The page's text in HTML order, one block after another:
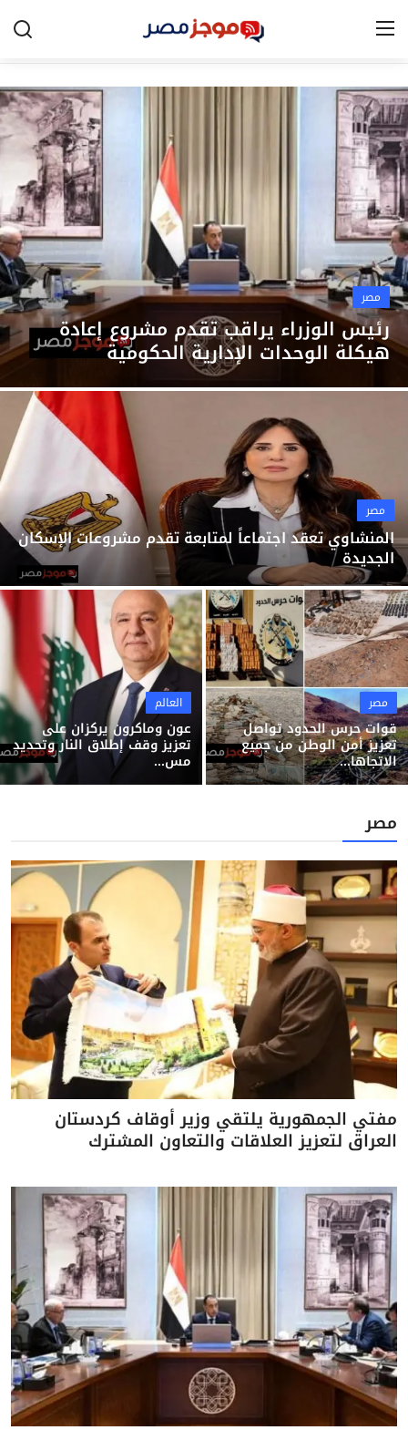
الرئيسية
مصر
الخليج
العالم
الرياضة
اقتصاد
تكنولوجيا
التعليم
منوعات
مصر
رئيس الوزراء يراقب تقدم مشروع إعادة
هيكلة الوحدات الإدارية الحكومية
مصر
المنشاوي تعقد اجتماعاً لمتابعة تقدم مشروعات الإسكان
الجديدة
مصر
قوات حرس الحدود تواصل
تعزيز أمن الوطن من جميع
الاتجاها...
العالم
عون وماكرون يركزان على
تعزيز وقف إطلاق النار وتحديد
مس...
مصر
مفتي الجمهورية يلتقي وزير أوقاف كردستان
العراق لتعزيز العلاقات والتعاون المشترك